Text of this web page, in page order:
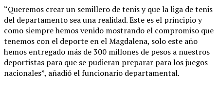
“Queremos crear un semillero de tenis y que la liga de tenis
del departamento sea una realidad. Este es el principio y
como siempre hemos venido mostrando el compromiso que
tenemos con el deporte en el Magdalena, solo este año
hemos entregado más de 300 millones de pesos a nuestros
deportistas para que se pudieran preparar para los juegos
nacionales”, añadió el funcionario departamental.